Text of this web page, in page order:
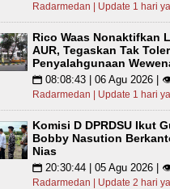
Radarmedan | Update 1 hari
Rico Waas Nonaktifkan
AUR, Tegaskan Tak
Penyalahgunaan
📅 08:08:43 | 06 Agu 2026 |
Radarmedan | Update 1 hari
Komisi D DPRDSU Ikut
Bobby Nasution
Nias
📅 20:30:44 | 05 Agu 2026 |
Radarmedan | Update 2 hari